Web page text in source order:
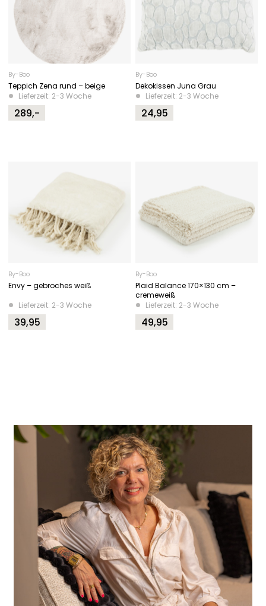
By-Boo
Teppich Zena rund – beige
Lieferzeit: 2-3 Woche
289,-
By-Boo
Dekokissen Juna Grau
Lieferzeit: 2-3 Woche
24,95
By-Boo
Envy – gebroches weiß
Lieferzeit: 2-3 Woche
39,95
By-Boo
Plaid Balance 170×130 cm –
cremeweiß
Lieferzeit: 2-3 Woche
49,95